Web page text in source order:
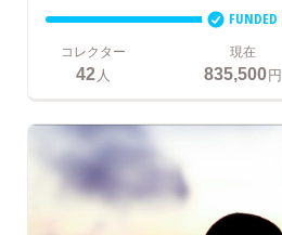
FUNDED
コレクター
42 人
現在
835,500円